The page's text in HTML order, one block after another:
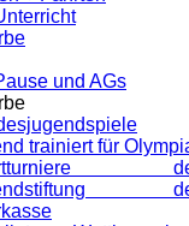
und AGs
trainiert für